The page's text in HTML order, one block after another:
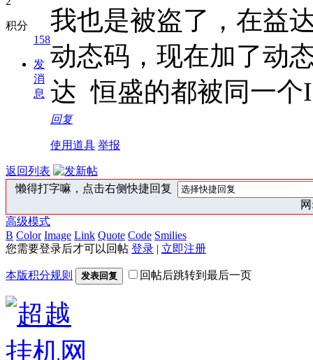
积分
158
发
消
息
我也是被盗了，在益
动态码，现在加了动
达 恒盛的都被同一个
回复
使用道具 举报
返回列表
懒得打字嘛，点击右侧快捷回复
高级模式
B Color Image Link Quote Code Smilies
您需要登录后才可以回帖 登录 | 立即注册
本版积分规则 发表回复 回帖后跳转到最后一页